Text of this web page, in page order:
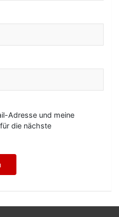
Adresse und meine
die nächste